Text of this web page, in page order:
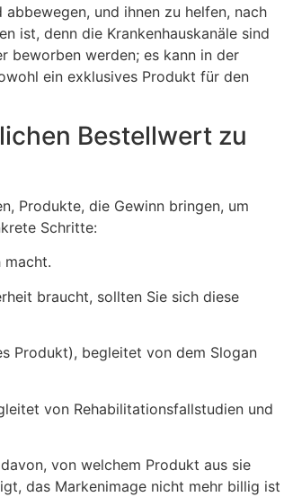
und ihnen zu helfen, nach
ist, denn die Krankenhauskanäle sind
beworben werden; es kann in der
ein exklusives Produkt für den
Bestellwert zu
Produkte, die Gewinn bringen, um
Schritte:
macht.
braucht, sollten Sie sich diese
Produkt), begleitet von dem Slogan
von Rehabilitationsfallstudien und
von welchem Produkt aus sie
das Markenimage nicht mehr billig ist